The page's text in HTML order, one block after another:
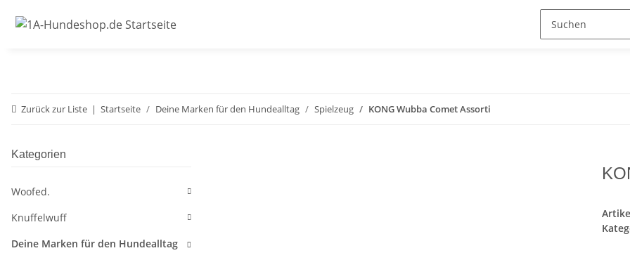
Zurück zur Liste Startseite Deine Marken für den Hundealltag Spielzeug KONG Wubba Comet Assorti
Kategorien
Woofed.
Knuffelwuff
Deine Marken für den Hundealltag